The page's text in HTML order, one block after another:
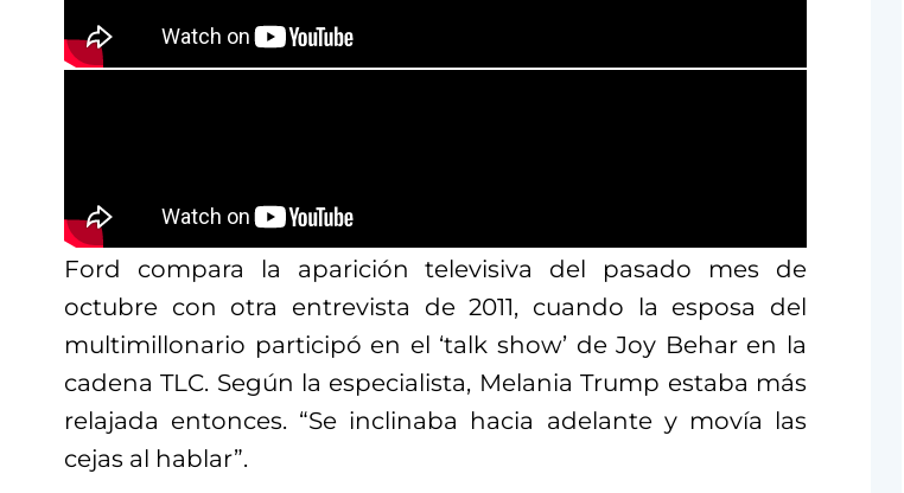
Ford compara la aparición televisiva del pasado mes de
octubre con otra entrevista de 2011, cuando la esposa del
multimillonario participó en el ‘talk show’ de Joy Behar en la
cadena TLC. Según la especialista, Melania Trump estaba más
relajada entonces. “Se inclinaba hacia adelante y movía las
cejas al hablar”.